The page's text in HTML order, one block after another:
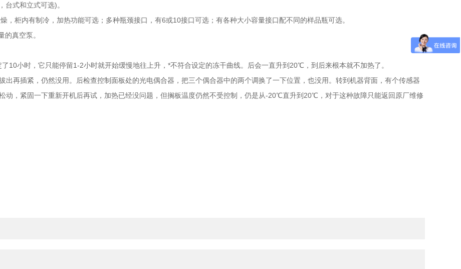
式和立式可选)。
柜内有制冷，加热功能可选；多种瓶颈接口，有6或10接口可选；有各种大小容量接口配不同的样品瓶可选。
真空泵。
小时，它只能停留1-2小时就开始缓慢地往上升，*不符合设定的冻干曲线。后会一直升到20℃，到后来根本就不加热了。
再插紧，仍然没用。后检查控制面板处的光电偶合器，把三个偶合器中的两个调换了一下位置，也没用。转到机器背面，有个传感器
动，紧固一下重新开机后再试，加热已经没问题，但搁板温度仍然不受控制，仍是从-20℃直升到20℃，对于这种故障只能返回原厂维修